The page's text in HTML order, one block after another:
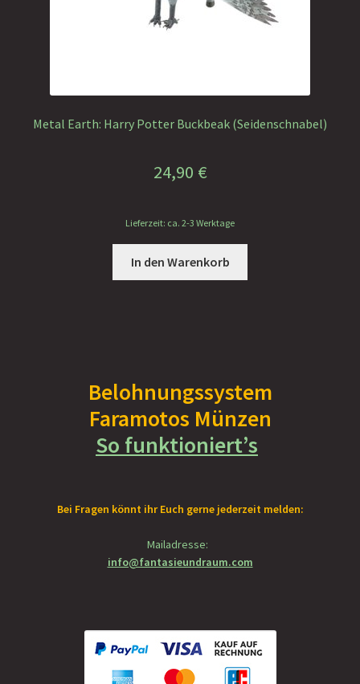
Metal Earth: Harry Potter Buckbeak (Seidenschnabel)
24,90 €
Lieferzeit: ca. 2-3 Werktage
In den Warenkorb
Belohnungssystem
Faramotos Münzen
So funktioniert’s
Bei Fragen könnt ihr Euch gerne jederzeit melden:
Mailadresse:
info@fantasieundraum.com